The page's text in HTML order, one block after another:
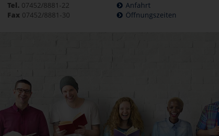
Tel. 07452/8881-22
Fax 07452/8881-30
Anfahrt
Öffnungszeiten